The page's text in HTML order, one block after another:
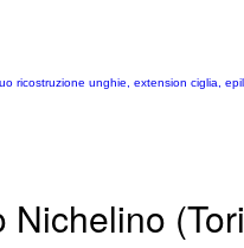
ricostruzione unghie, extension ciglia,